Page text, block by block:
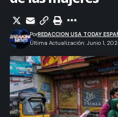
Última Actualización: Junio 1,
PorREDACCION USA TODAY